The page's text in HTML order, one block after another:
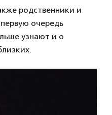
родственники и
очередь
узнают и о